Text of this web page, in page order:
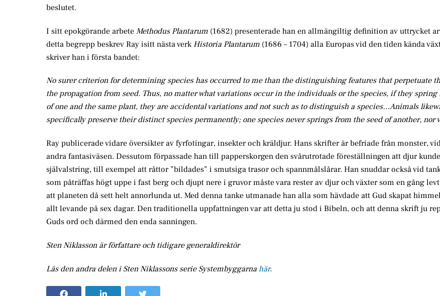
beslutet.
I sitt epokgörande arbete Methodus Plantarum (1682) presenterade han en allmängiltig definition av uttrycket
detta begrepp beskrev Ray isitt nästa verkHistoria Plantarum (1686 – 1704) alla Europas vid den tiden kända
skriver han i första bandet:
No surer criterion for determining species has occurred to me than the distinguishing features that perpetuate
the propagation from seed. Thus, no matter what variations occur in the individuals or the species, if they spring
of one and the same plant, they are accidental variations and not such as to distinguish a species…Animals
specifically preserve their distinct species permanently; one species never springs from the seed of another, nor
Ray publicerade vidare översikter av fyrfotingar, insekter och kräldjur. Hans skrifter är befriade från monster,
andra fantasiväsen. Dessutom förpassade han till papperskorgen den svårutrotade föreställningen att djur
självalstring, till exempel att råttor ”bildades” i smutsiga trasor och spannmålslårar. Han snuddar också vid
som påträffas högt uppe i fast berg och djupt nere i gruvor måste vara rester av djur och växter som en gång
att planeten då sett helt annorlunda ut. Med denna tanke utmanade han alla som hävdade att Gud skapat
allt levande på sex dagar. Den traditionella uppfattningen var att detta ju stod i Bibeln, och att denna skrift ju
Guds ord och därmed den enda sanningen.
Sten Niklasson är författare och tidigare generaldirektör
Läs den andra delen i Sten Niklassons serie Systembyggarna här.